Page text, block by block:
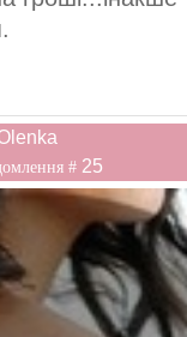
# 25